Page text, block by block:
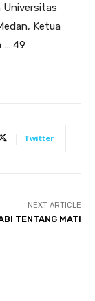
Universitas
Ketua
… 49
Twitter
NEXT ARTICLE
TENTANG MATI